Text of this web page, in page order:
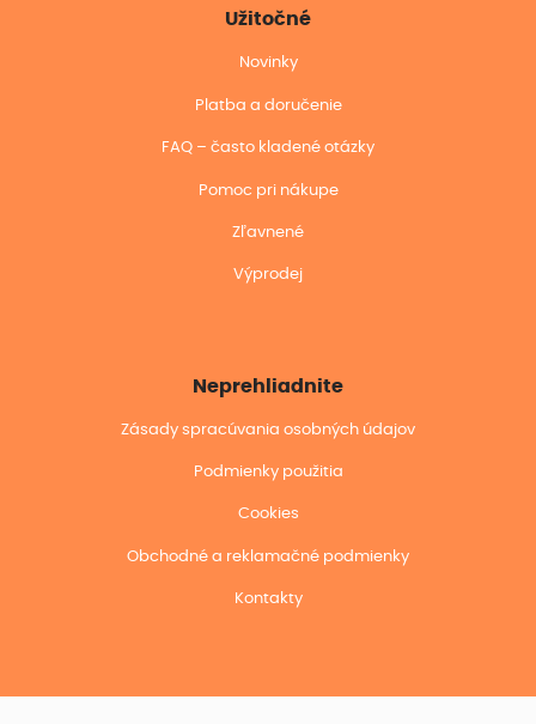
Užitočné
Novinky
Platba a doručenie
FAQ – často kladené otázky
Pomoc pri nákupe
Zľavnené
Výprodej
Neprehliadnite
Zásady spracúvania osobných údajov
Podmienky použitia
Cookies
Obchodné a reklamačné podmienky
Kontakty